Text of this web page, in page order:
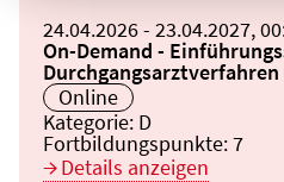
Beginn:
24.04.2026Ende und
- 23.04.2027,
Veranstaltungstitel:
On-Demand -
Durchgangsarztverfahren
Veranstaltungsort:
Online
Kategorie: D
Fortbildungspunkte:7
Details anzeigen